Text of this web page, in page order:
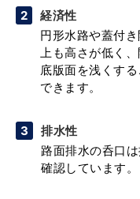
経済性
円形水路や蓋付
上も高さが低く
底版面を浅くす
できます。
排水性
路面排水の呑口
確認しています。